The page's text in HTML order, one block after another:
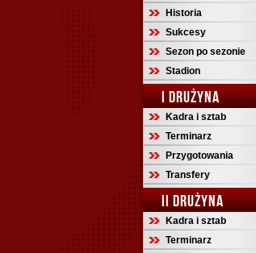
Historia
Sukcesy
Sezon po sezonie
Stadion
I DRUŻYNA
Kadra i sztab
Terminarz
Przygotowania
Transfery
II DRUŻYNA
Kadra i sztab
Terminarz